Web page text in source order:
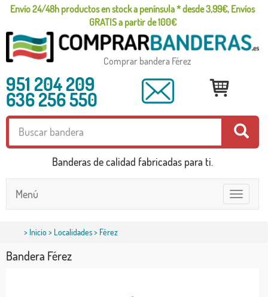
Envío 24/48h productos en stock a península * desde 3,99€, Envíos
GRATIS a partir de 100€
Comprar bandera Férez
951 204 209
636 256 550
Banderas de calidad fabricadas para ti.
Toggle
navigation
Menú
> Inicio> Localidades> Férez
Bandera Férez